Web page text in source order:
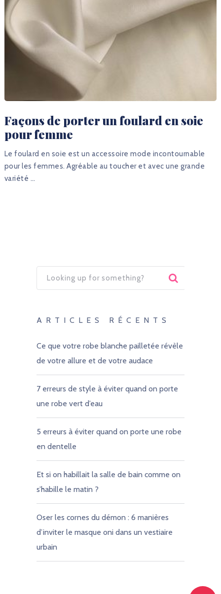
Façons de porter un foulard en soie
pour femme
Le foulard en soie est un accessoire mode incontournable
pour les femmes. Agréable au toucher et avec une grande
variété …
ARTICLES RÉCENTS
Ce que votre robe blanche pailletée révèle
de votre allure et de votre audace
7 erreurs de style à éviter quand on porte
une robe vert d’eau
5 erreurs à éviter quand on porte une robe
en dentelle
Et si on habillait la salle de bain comme on
s’habille le matin ?
Oser les cornes du démon : 6 manières
d’inviter le masque oni dans un vestiaire
urbain